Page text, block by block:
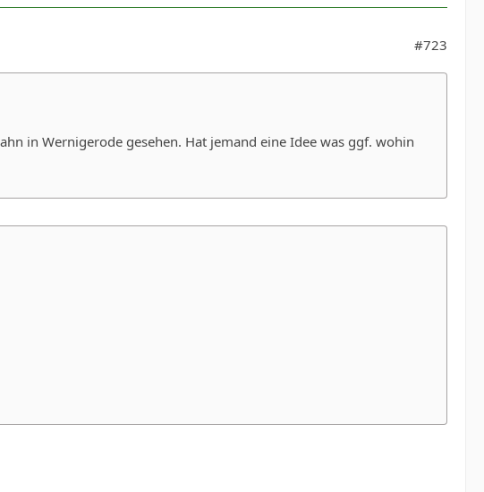
#723
in Wernigerode gesehen. Hat jemand eine Idee was ggf. wohin